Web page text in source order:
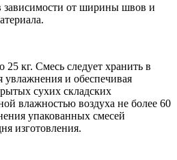
зависимости от ширины швов и
кг. Смесь следует хранить в
увлажнения и обеспечивая
сухих складских
влажностью воздуха не более 60
упакованных смесей
изготовления.